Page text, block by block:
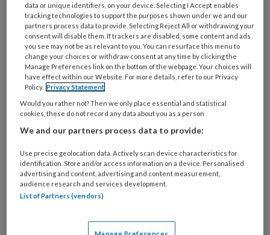
nu gaat om collega’s, studenten of patiënten,
effectieve feedback kan gedrag sturen, leren
stimuleren en de kwaliteit van zorg
verbeteren. Hier zijn praktische handvatten
om feedback effectief te maken.
1. Start met een veilige
context
Zorg dat de ontvanger zich veilig voelt. Dit
omgeving. Feedback wordt beter ontvangen
data or unique identifiers, on your device. Selecting I Accept enables
tracking technologies to support the purposes shown under we and our
partners process data to provide. Selecting Reject All or withdrawing your
consent will disable them. If trackers are disabled, some content and ads
you see may not be as relevant to you. You can resurface this menu to
change your choices or withdraw consent at any time by clicking the
Manage Preferences link on the bottom of the webpage. Your choices will
have effect within our Website. For more details, refer to our Privacy
Policy. Privacy Statement
Would you rather not? Then we only place essential and statistical
cookies, these do not record any data about you as a person
We and our partners process data to provide:
Use precise geolocation data. Actively scan device characteristics for
identification. Store and/or access information on a device. Personalised
advertising and content, advertising and content measurement,
audience research and services development.
List of Partners (vendors)